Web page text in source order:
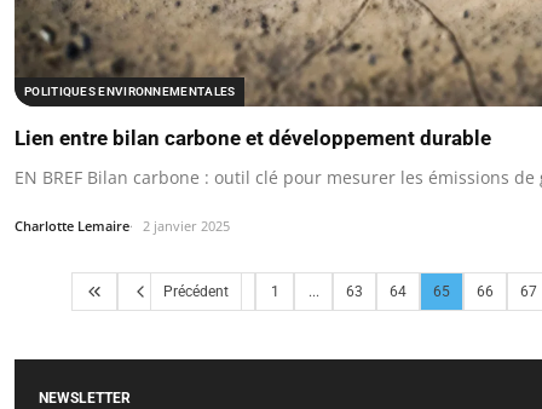
POLITIQUES ENVIRONNEMENTALES
Lien entre bilan carbone et développement durable
EN BREF Bilan carbone : outil clé pour mesurer les émissions
Charlotte Lemaire 2 janvier 2025
Précédent 1 ... 63 64 65 66 67
NEWSLETTER